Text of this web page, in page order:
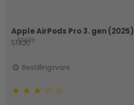
Apple AirPods Pro 3. gen (2025)
Apple
51420
Bestillingsvare